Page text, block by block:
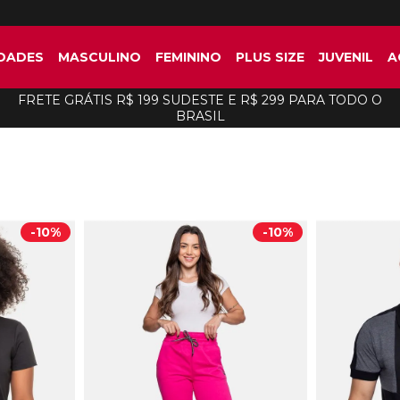
MASCULINO FEMININO PLUS SIZE JUVENIL
FRETE GRÁTIS R$ 199 SUDESTE E R$ 299 PARA TODO O
BRASIL
-10% -10%